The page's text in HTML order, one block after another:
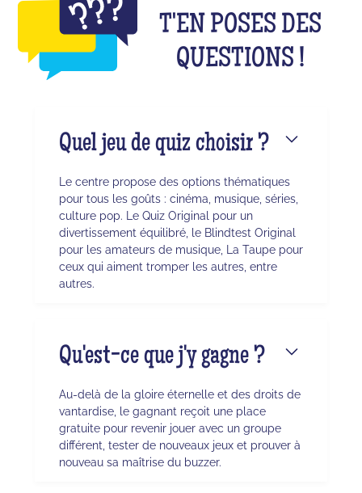
T'EN POSES DES
QUESTIONS !
Quel jeu de quiz choisir ?
Le centre propose des options thématiques
pour tous les goûts : cinéma, musique, séries,
culture pop. Le Quiz Original pour un
divertissement équilibré, le Blindtest Original
pour les amateurs de musique, La Taupe pour
ceux qui aiment tromper les autres, entre
autres.
Qu'est-ce que j'y gagne ?
Au-delà de la gloire éternelle et des droits de
vantardise, le gagnant reçoit une place
gratuite pour revenir jouer avec un groupe
différent, tester de nouveaux jeux et prouver à
nouveau sa maîtrise du buzzer.